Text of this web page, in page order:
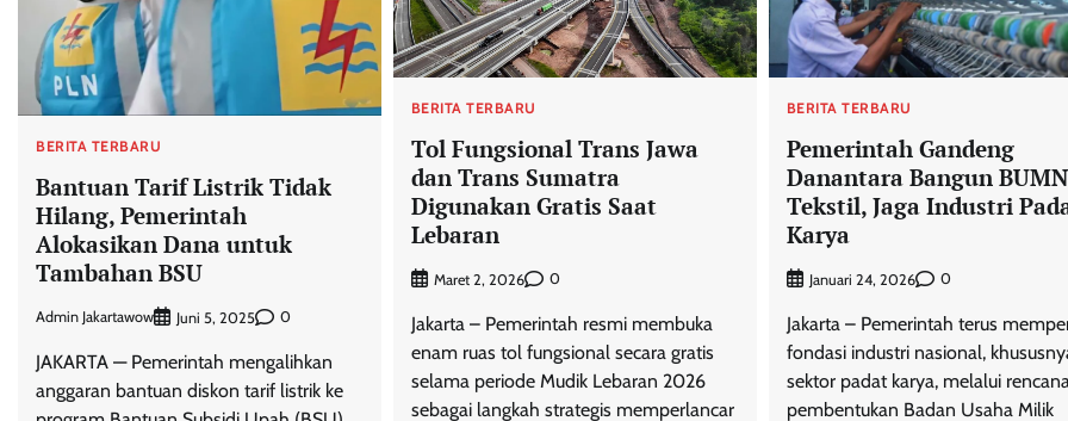
BERITA TERBARU
Bantuan Tarif Listrik Tidak
Hilang, Pemerintah
Alokasikan Dana untuk
Tambahan BSU
Admin Jakartawow Juni 5, 2025 0
JAKARTA — Pemerintah mengalihkan
anggaran bantuan diskon tarif listrik ke
BERITA TERBARU
Tol Fungsional Trans Jawa
dan Trans Sumatra
Digunakan Gratis Saat
Lebaran
Maret 2, 2026 0
Jakarta – Pemerintah resmi membuka
enam ruas tol fungsional secara gratis
selama periode Mudik Lebaran 2026
sebagai langkah strategis memperlancar
BERITA TERBARU
Pemerintah Gandeng
Danantara Bangun BUMN
Tekstil, Jaga Industri
Karya
Januari 24, 2026 0
Jakarta – Pemerintah terus
fondasi industri nasional,
sektor padat karya, melalui
pembentukan Badan Usaha Milik